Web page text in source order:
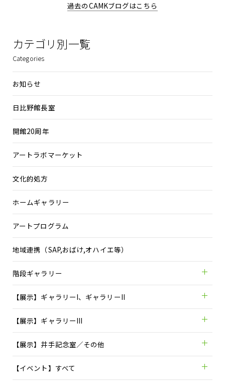
過去のCAMKブログはこちら
カテゴリ別一覧
Categories
お知らせ
日比野館長室
開館20周年
アートラボマーケット
文化的処方
ホームギャラリー
アートプログラム
地域連携（SAP,おばけ,オハイエ等）
階段ギャラリー
【展示】ギャラリーI、ギャラリーII
【展示】ギャラリーIII
【展示】井手記念室／その他
【イベント】すべて